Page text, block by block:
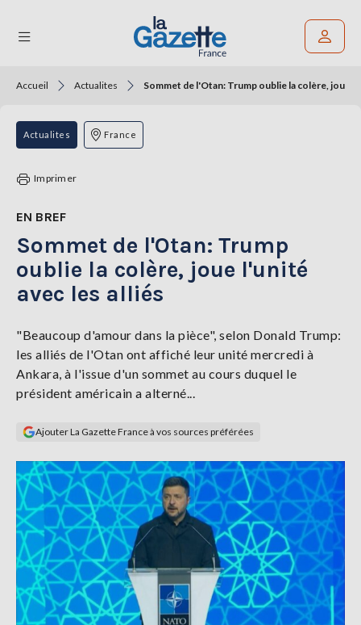
THÉMATIQUES
RÉGIONS
TENDANCES
SERVICES
LA
Se
connecter
S'abonner
Accueil Actualites Sommet de l'Otan: Trump oublie la colère, joue
Actualites France
Imprimer
EN BREF
Sommet de l'Otan: Trump
oublie la colère, joue l'unité
avec les alliés
"Beaucoup d'amour dans la pièce", selon Donald Trump:
les alliés de l'Otan ont affiché leur unité mercredi à
Ankara, à l'issue d'un sommet au cours duquel le
président américain a alterné...
Ajouter La Gazette France à vos sources préférées